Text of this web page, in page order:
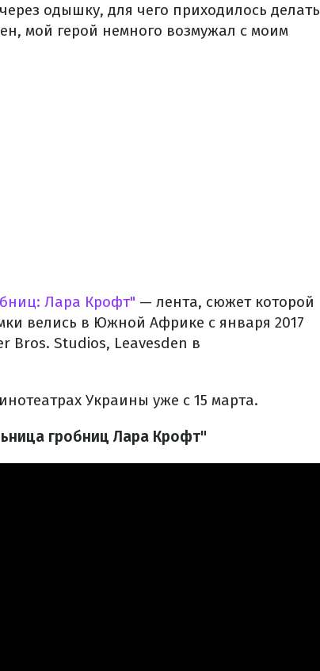
одышку, для чего приходилось делать
мой герой немного возмужал с моим
Лара Крофт" — лента, сюжет которой
велись в Южной Африке с января 2017
Bros. Studios, Leavesden в
Украины уже с 15 марта.
гробниц Лара Крофт"